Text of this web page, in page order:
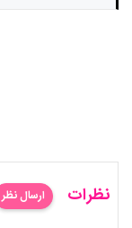
نظرات ارسال نظر